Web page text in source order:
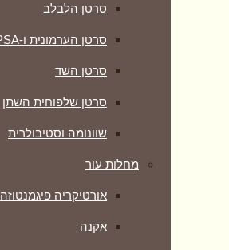
סרטן הלבלב
סרטן הערמונית ו-PSA גבוה
סרטן השד
סרטן שלפוחית השתן
שוונומה וסטיבולרית
מחלות עור
אורטיקריה פיגמנטוזה
אקנה